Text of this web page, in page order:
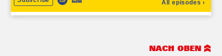
NACH OBEN